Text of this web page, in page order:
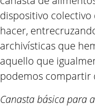
dispositivo
hacer,
archivísticas que
aquello que
podemos compartir
Canasta básica para